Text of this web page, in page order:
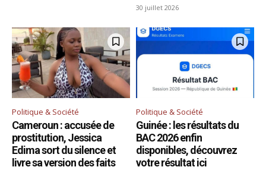
30 juillet 2026
Politique & Société
Cameroun : accusée de
prostitution, Jessica
Edima sort du silence et
livre sa version des faits
Politique & Société
Guinée : les résultats du
BAC 2026 enfin
disponibles, découvrez
votre résultat ici